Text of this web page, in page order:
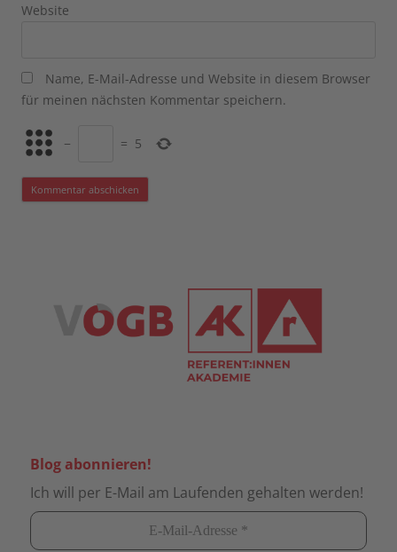
Website
Name, E-Mail-Adresse und Website in diesem Browser
für meinen nächsten Kommentar speichern.
− = 5
Blog abonnieren!
Ich will per E-Mail am Laufenden gehalten werden!